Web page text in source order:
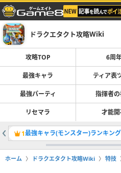
ドラクエタクト攻略Wiki
攻略TOP 6周
最強キャラ ティア表
最強パーティ 指揮者
リセマラ 才能
1最強キャラ(モンスター)ランキング
ホーム ドラクエタクト攻略Wiki 特技